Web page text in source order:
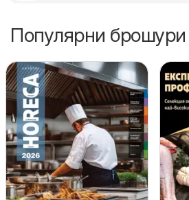
Популярни брошури